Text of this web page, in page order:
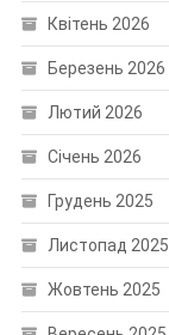
Квітень 2026
Березень 2026
Лютий 2026
Січень 2026
Грудень 2025
Листопад 2025
Жовтень 2025